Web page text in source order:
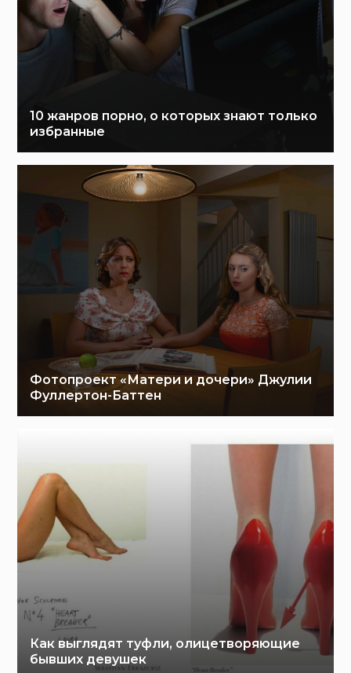
10 жанров порно, о которых знают только
избранные
Фотопроект «Матери и дочери» Джулии
Фуллертон-Баттен
Как выглядят туфли, олицетворяющие
бывших девушек